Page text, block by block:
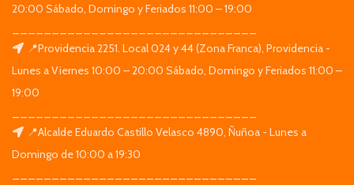
20:00 Sábado, Domingo y Feriados 11:00 – 19:00
📍Providencia 2251. Local 024 y 44 (Zona Franca), Providencia -
Lunes a Viernes 10:00 – 20:00 Sábado, Domingo y Feriados 11:00 –
19:00
📍Alcalde Eduardo Castillo Velasco 4890, Ñuñoa - Lunes a
Domingo de 10:00 a 19:30